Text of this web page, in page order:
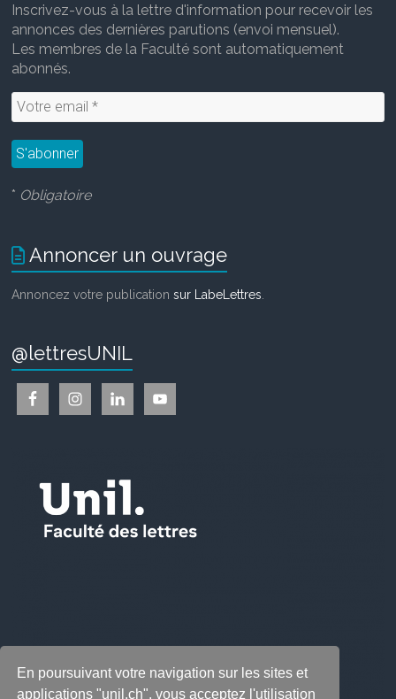
En poursuivant votre navigation sur les sites et
applications "unil.ch", vous acceptez l'utilisation
Inscrivez-vous à la lettre d'information pour recevoir les
annonces des dernières parutions (envoi mensuel).
Les membres de la Faculté sont automatiquement
abonnés.
* Obligatoire
Annoncer un ouvrage
Annoncez votre publicationsur LabeLettres
@lettresUNIL